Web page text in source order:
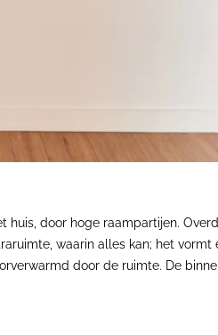
door hoge raampartijen.
waarin alles kan; het
door de ruimte. De